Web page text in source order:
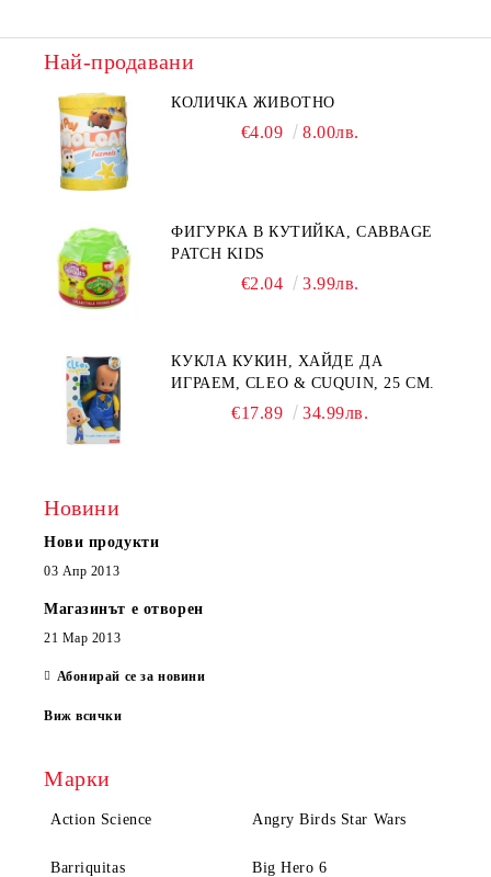
Най-продавани
КОЛИЧКА ЖИВОТНО
€4.09 8.00лв.
ФИГУРКА В КУТИЙКА, CABBAGE
PATCH KIDS
€2.04 3.99лв.
КУКЛА КУКИН, ХАЙДЕ ДА
ИГРАЕМ, CLEO & CUQUIN, 25 СМ.
€17.89 34.99лв.
Новини
Нови продукти
03 Апр 2013
Магазинът е отворен
21 Мар 2013
Абонирай се за новини
Виж всички
Марки
Action Science Angry Birds Star Wars
Barriquitas Big Hero 6